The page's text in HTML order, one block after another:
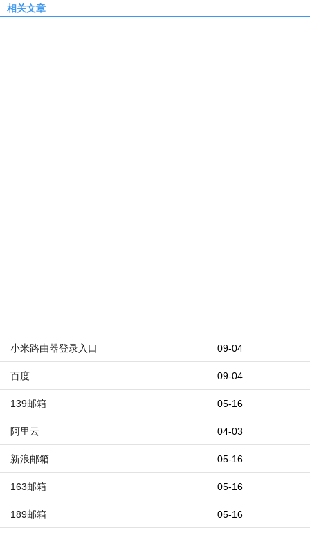
相关文章
09-04
小米路由器登录入口
09-04
百度
05-16
139邮箱
04-03
阿里云
05-16
新浪邮箱
05-16
163邮箱
05-16
189邮箱